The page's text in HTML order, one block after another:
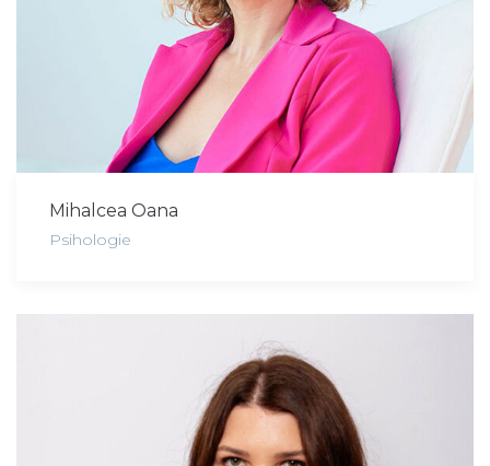
Mihalcea Oana
Psihologie